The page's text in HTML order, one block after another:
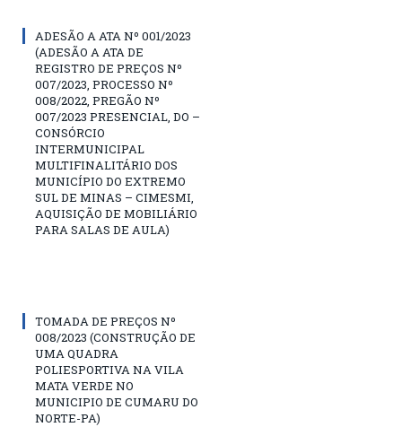
ADESÃO A ATA Nº 001/2023
(ADESÃO A ATA DE
REGISTRO DE PREÇOS Nº
007/2023, PROCESSO Nº
008/2022, PREGÃO Nº
007/2023 PRESENCIAL, DO –
CONSÓRCIO
INTERMUNICIPAL
MULTIFINALITÁRIO DOS
MUNICÍPIO DO EXTREMO
SUL DE MINAS – CIMESMI,
AQUISIÇÃO DE MOBILIÁRIO
PARA SALAS DE AULA)
TOMADA DE PREÇOS Nº
008/2023 (CONSTRUÇÃO DE
UMA QUADRA
POLIESPORTIVA NA VILA
MATA VERDE NO
MUNICIPIO DE CUMARU DO
NORTE-PA)